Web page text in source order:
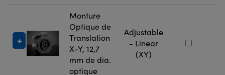
Monture
Optique de
Translation
X-Y, 12,7
mm de dia.
optique
Adjustable
- Linear
(XY)